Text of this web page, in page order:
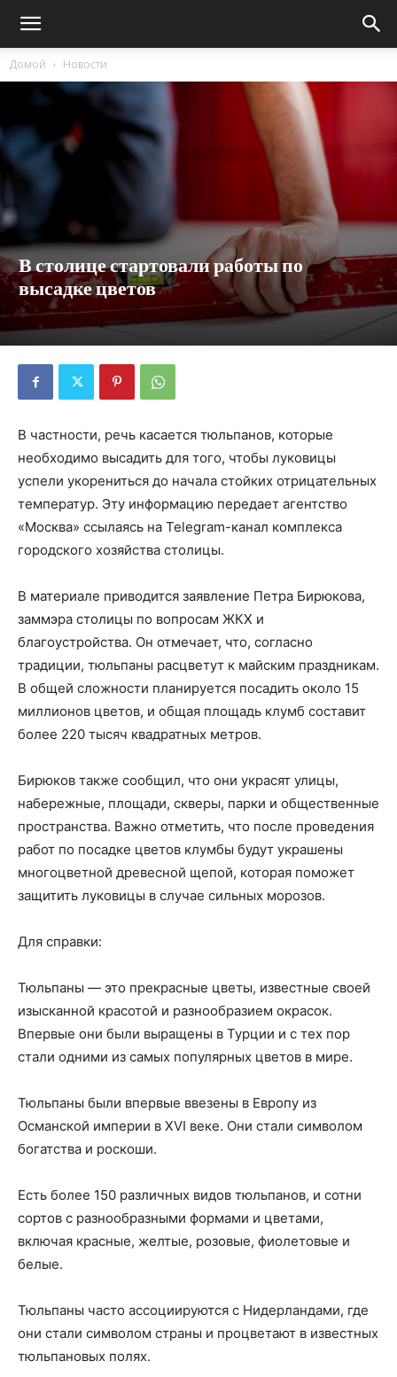
Домой Новости
В столице стартовали работы по
высадке цветов
В частности, речь касается тюльпанов, которые
необходимо высадить для того, чтобы луковицы
успели укорениться до начала стойких отрицательных
температур. Эту информацию передает агентство
«Москва» ссылаясь на Telegram-канал комплекса
городского хозяйства столицы.
В материале приводится заявление Петра Бирюкова,
заммэра столицы по вопросам ЖКХ и
благоустройства. Он отмечает, что, согласно
традиции, тюльпаны расцветут к майским праздникам.
В общей сложности планируется посадить около 15
миллионов цветов, и общая площадь клумб составит
более 220 тысяч квадратных метров.
Бирюков также сообщил, что они украсят улицы,
набережные, площади, скверы, парки и общественные
пространства. Важно отметить, что после проведения
работ по посадке цветов клумбы будут украшены
многоцветной древесной щепой, которая поможет
защитить луковицы в случае сильных морозов.
Для справки:
Тюльпаны — это прекрасные цветы, известные своей
изысканной красотой и разнообразием окрасок.
Впервые они были выращены в Турции и с тех пор
стали одними из самых популярных цветов в мире.
Тюльпаны были впервые ввезены в Европу из
Османской империи в XVI веке. Они стали символом
богатства и роскоши.
Есть более 150 различных видов тюльпанов, и сотни
сортов с разнообразными формами и цветами,
включая красные, желтые, розовые, фиолетовые и
белые.
Тюльпаны часто ассоциируются с Нидерландами, где
они стали символом страны и процветают в известных
тюльпановых полях.